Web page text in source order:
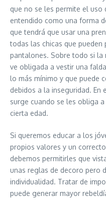
que no se les permite el uso
entendido como una forma
que tendrá que usar una
todas las chicas que
pantalones. Sobre todo si la
ve obligada a vestir una
lo más mínimo y que puede
debidos a la inseguridad.
surge cuando se les obliga
cierta edad.
Si queremos educar a los
propios valores y un
debemos permitirles que
unas reglas de decoro pero
individualidad. Tratar de
puede generar mayor